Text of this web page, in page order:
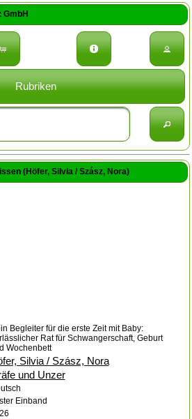
Rubriken
(Höfer, Silvia / Szász, Nora)
Begleiter für die erste Zeit mit Baby:
Rat für Schwangerschaft, Geburt
Wochenbett
Silvia / Szász, Nora
und Unzer
Einband